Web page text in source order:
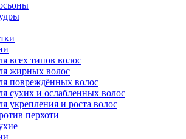
всех типов волос
жирных волос
повреждённых волос
сухих и ослабленных волос
укрепления и роста волос
перхоти